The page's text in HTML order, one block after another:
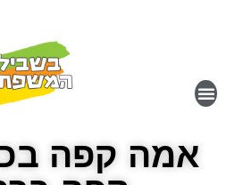
אמה קפה